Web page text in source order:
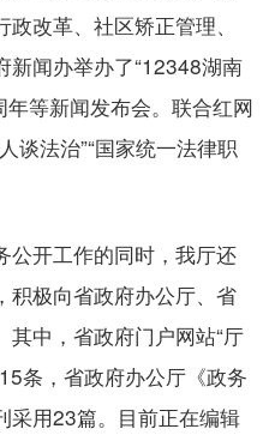
改革、社区矫正管理、
新闻办举办了“12348湖南
年等新闻发布会。联合红网
谈法治”“国家统一法律职
开工作的同时，我厅还
积极向省政府办公厅、省
中，省政府门户网站“厅
条，省政府办公厅《政务
采用23篇。目前正在编辑